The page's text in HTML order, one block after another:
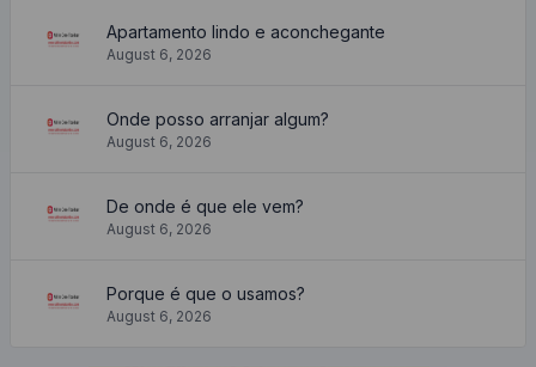
Apartamento lindo e aconchegante
August 6, 2026
Onde posso arranjar algum?
August 6, 2026
De onde é que ele vem?
August 6, 2026
Porque é que o usamos?
August 6, 2026